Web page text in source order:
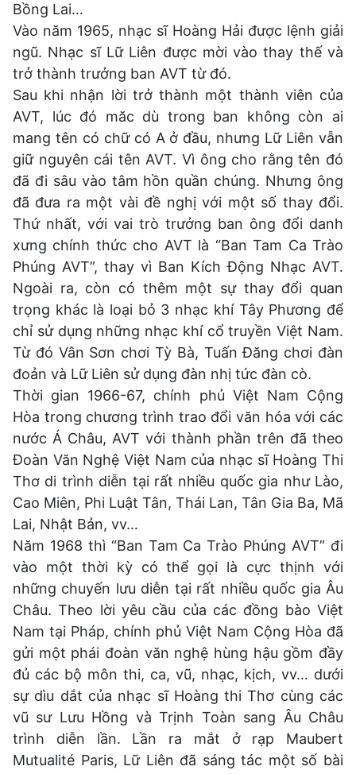
Bồng Lai…
Vào năm 1965, nhạc sĩ Hoàng Hải được lệnh giải
ngũ. Nhạc sĩ Lữ Liên được mời vào thay thế và
trở thành trưởng ban AVT từ đó.
Sau khi nhận lời trở thành một thành viên của
AVT, lúc đó măc dù trong ban không còn ai
mang tên có chữ có A ở đầu, nhưng Lữ Liên vẫn
giữ nguyên cái tên AVT. Vì ông cho rằng tên đó
đã đi sâu vào tâm hồn quần chúng. Nhưng ông
đã đưa ra một vài đề nghị với một số thay đổi.
Thứ nhất, với vai trò trưởng ban ông đổi danh
xưng chính thức cho AVT là “Ban Tam Ca Trào
Phúng AVT”, thay vì Ban Kích Động Nhạc AVT.
Ngoài ra, còn có thêm một sự thay đổi quan
trọng khác là loại bỏ 3 nhạc khí Tây Phương để
chỉ sử dụng những nhạc khí cổ truyền Việt Nam.
Từ đó Vân Sơn chơi Tỳ Bà, Tuấn Đăng chơi đàn
đoản và Lữ Liên sử dụng đàn nhị tức đàn cò.
Thời gian 1966-67, chính phủ Việt Nam Cộng
Hòa trong chương trình trao đổi văn hóa với các
nước Á Châu, AVT với thành phần trên đã theo
Đoàn Văn Nghệ Việt Nam của nhạc sĩ Hoàng Thi
Thơ di trình diễn tại rất nhiều quốc gia như Lào,
Cao Miên, Phi Luật Tân, Thái Lan, Tân Gia Ba, Mã
Lai, Nhật Bản, vv…
Năm 1968 thì “Ban Tam Ca Trào Phúng AVT” đi
vào một thời kỳ có thể gọi là cực thịnh với
những chuyến lưu diễn tại rất nhiều quốc gia Âu
Châu. Theo lời yêu cầu của các đồng bào Việt
Nam tại Pháp, chính phủ Việt Nam Cộng Hòa đã
gửi một phái đoàn văn nghệ hùng hậu gồm đầy
đủ các bộ môn thi, ca, vũ, nhạc, kịch, vv… dưới
sự dìu dắt của nhạc sĩ Hoàng thi Thơ cùng các
vũ sư Lưu Hồng và Trịnh Toàn sang Âu Châu
trình diễn lần. Lần ra mắt ở rạp Maubert
Mutualité Paris, Lữ Liên đã sáng tác một số bài